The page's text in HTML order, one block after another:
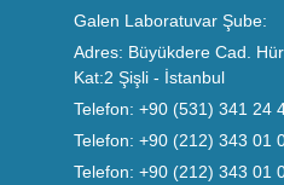
Galen Laboratuvar Şube:
Adres: Büyükdere Cad.
Kat:2 Şişli - İstanbul
Telefon: +90 (531) 341 24
Telefon: +90 (212) 343 01
Telefon: +90 (212) 343 01